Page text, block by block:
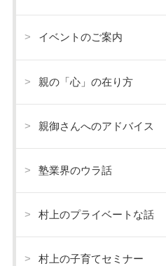
イベントのご案内
親の「心」の在り方
親御さんへのアドバイス
塾業界のウラ話
村上のプライベートな話
村上の子育てセミナー